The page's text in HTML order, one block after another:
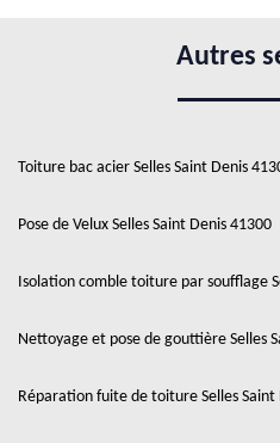
Autres
Toiture bac acier Selles Saint Denis
Pose de Velux Selles Saint Denis 41300
Isolation comble toiture par soufflage
Nettoyage et pose de gouttière Selles
Réparation fuite de toiture Selles Saint